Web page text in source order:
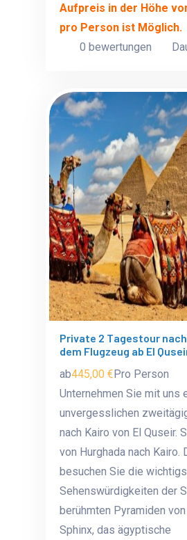
Aufpreis in der Höhe
pro Person ist Möglich.
0 bewertungen
Private 2 Tagestour
dem Flugzeug ab El
ab445,00 €Pro Person
Unternehmen Sie mit uns
unvergesslichen
nach Kairo von El Quseir.
von Hurghada nach Kairo.
besuchen Sie die
Sehenswürdigkeiten der
berühmten Pyramiden
Sphinx, das ägyptische